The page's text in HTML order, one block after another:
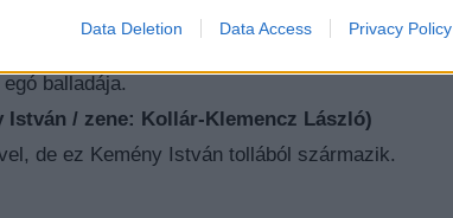
Data Deletion Data Access Privacy Policy
lezáró szövege a társadalomvészhelyzet kikiáltó
balladája.
István / zene: Kollár-Klemencz László)
de ez Kemény István tollából származik.